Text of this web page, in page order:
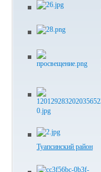
Туапсинский район